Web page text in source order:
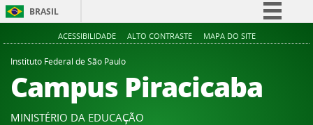
BRASIL
Simplifique!
Participe
Acesso à informação
ACESSIBILIDADE ALTO CONTRASTE MAPA DO SITE
Instituto Federal de São Paulo
Campus Piracicaba
MINISTÉRIO DA EDUCAÇÃO